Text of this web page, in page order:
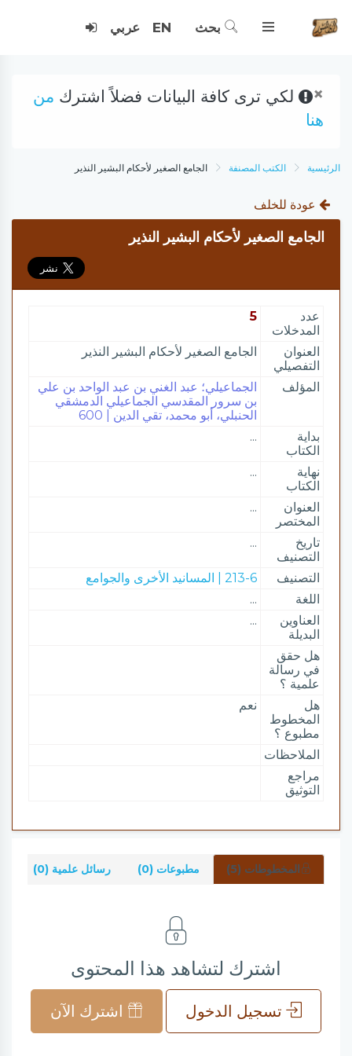
بحث EN عربي
× لكي ترى كافة البيانات فضلاً اشترك من
هنا
الرئيسية الكتب المصنفة الجامع الصغير لأحكام البشير النذير
عودة للخلف
الجامع الصغير لأحكام البشير النذير
عدد
المدخلات
5
العنوان
التفصيلي
الجامع الصغير لأحكام البشير النذير
المؤلف
الجماعيلي؛ عبد الغني بن عبد الواحد بن علي
بن سرور المقدسي الجماعيلي الدمشقي
الحنبلي، أبو محمد، تقي الدين | 600
بداية
الكتاب
...
نهاية
الكتاب
...
العنوان
المختصر
...
تاريخ
التصنيف
...
التصنيف
213-6 | المسانيد الأخرى والجوامع
اللغة
...
العناوين
البديلة
...
هل حقق
في رسالة
علمية ؟
هل
المخطوط
مطبوع ؟
نعم
الملاحظات
مراجع
التوثيق
المخطوطات (5) مطبوعات (0) رسائل علمية (0)
اشترك لتشاهد هذا المحتوى
تسجيل الدخول اشترك الآن